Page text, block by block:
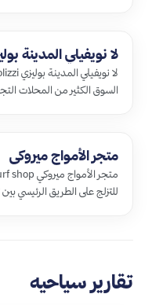
لا نويفيلي المدينة
السوق الكثير من المحلات
متجر الأمواج ميروكي
للتزلج على الطريق الرئيسي
تقارير سياحيه